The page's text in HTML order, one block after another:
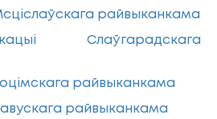
райвыканкама
Слаўгарадскага
райвыканкама
райвыканкама